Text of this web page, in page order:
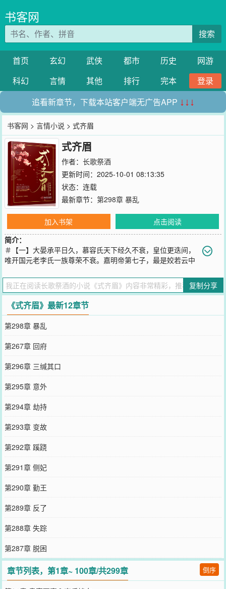
书客网
搜索
首页 玄幻 武侠 都市 历史
网游
科幻
言情 其他 排行 完本
登录
追看新章节，下载本站客户端无广告APP ↓↓↓
书客网 >言情小说 > 式齐眉
式齐眉
作者： 长歌祭酒
更新时间：2025-10-01 08:13:35
状态：连载
最新章节： 第298章 暴乱
加入书架
点击阅读
简介：
＃【一】大晏承平日久，慕容氏天下经久不衰，皇位更迭间，
唯开国元老李氏一族尊荣不衰。嘉明帝第七子，最是姣若云中
乃是佳话。相传，襄七王与王妃举案齐眉，鹣鲽情深，最是般配的才
子佳人。谁人知，齐眉之下，不过是逢场作戏，她原有她的如意郎，
他亦有他的不得已，这齐眉，也不过是齐眉而已……＃【二】?小厮：
“殿下，您送的衣裳首饰，王妃全赏给其他夫人了……”慕容瑾：“……
随王妃的意即可。”丫鬟：“王爷，娘娘身体不适，请您去别院。”慕容
瑾：“……王妃孕中辛苦，你们好生伺候。”管家：“王爷，王妃纳了两
位夫人，已经把人迎进府了。”慕容瑾：“……”?（人前）某女：“我家
王爷才貌双全，满天下的男子，也不及他分毫！”“不过是出身皇家?王
爷心怀万民，生在皇家，是百姓之幸。”“王爷德才兼备，天下皆知，
是以，阁下已经孤陋寡闻至此?”（人后）某女：“因何嫁你，王爷清
楚，何苦为难?新纳的如夫人貌美如花，最是温柔，王爷不必在我这儿
蹉跎。”众人：“襄七王与王妃真真是举案齐眉的一对才子佳人，实乃
天作之合！”慕容瑾：“……”
您要是觉得《
的朋友推荐哦！
复制分享
《式齐眉》最新12章节
第298章 暴乱
第267章 回府
第296章 三缄其口
第295章 意外
第294章 劫持
第293章 变故
第292章 蹊跷
第291章 侧妃
第290章 勤王
第289章 反了
第288章 失踪
第287章 脱困
章节列表，第1章~ 100章/共299章 倒序